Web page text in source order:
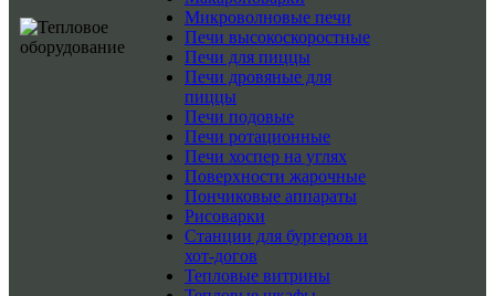
Микроволновые печи
Печи высокоскоростные
Печи для пиццы
Печи дровяные для
пиццы
Печи подовые
Печи ротационные
Печи хоспер на углях
Поверхности жарочные
Пончиковые аппараты
Рисоварки
Станции для бургеров и
хот-догов
Тепловые витрины